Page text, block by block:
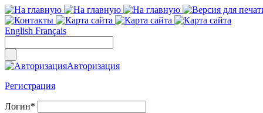
English Français
Авторизация
Регистрация
Логин*